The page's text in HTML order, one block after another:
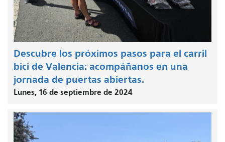
Descubre los próximos pasos para el carril
bici de Valencia: acompáñanos en una
jornada de puertas abiertas.
Lunes, 16 de septiembre de 2024